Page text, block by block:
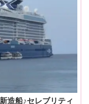
造船♪セレブリティ